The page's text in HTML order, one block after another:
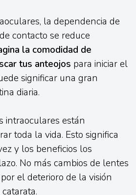
la dependencia de
contacto se reduce
la comodidad de
tus anteojos para iniciar el
significar una gran
diaria.
intraoculares están
toda la vida. Esto significa
y los beneficios los
No más cambios de lentes
el deterioro de la visión